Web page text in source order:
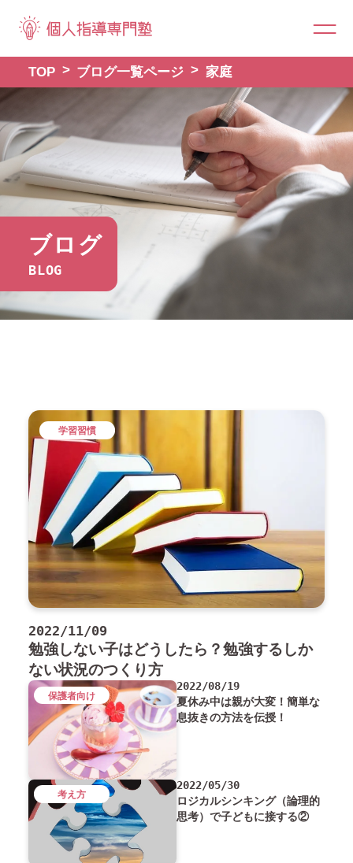
TOP ブログ一覧ページ 家庭
ブログ
BLOG
2022/11/09
勉強しない子はどうしたら？勉強するしか
ない状況のつくり方
学習習慣
2022/08/19
夏休み中は親が大変！簡単な
息抜きの方法を伝授！
保護者向け
2022/05/30
ロジカルシンキング（論理的
思考）で子どもに接する②
考え方